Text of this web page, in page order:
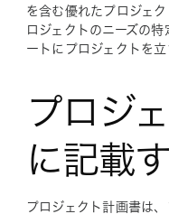
を含む優れたプロジェ
ロジェクトのニーズの
ートにプロジェクトを
プロジ
に記載
プロジェクト計画書は